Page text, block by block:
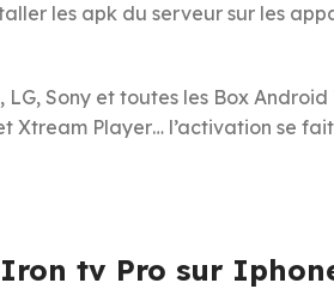
les apk du serveur sur les
Sony et toutes les Box
Xtream Player… l’activation se
tv Pro sur